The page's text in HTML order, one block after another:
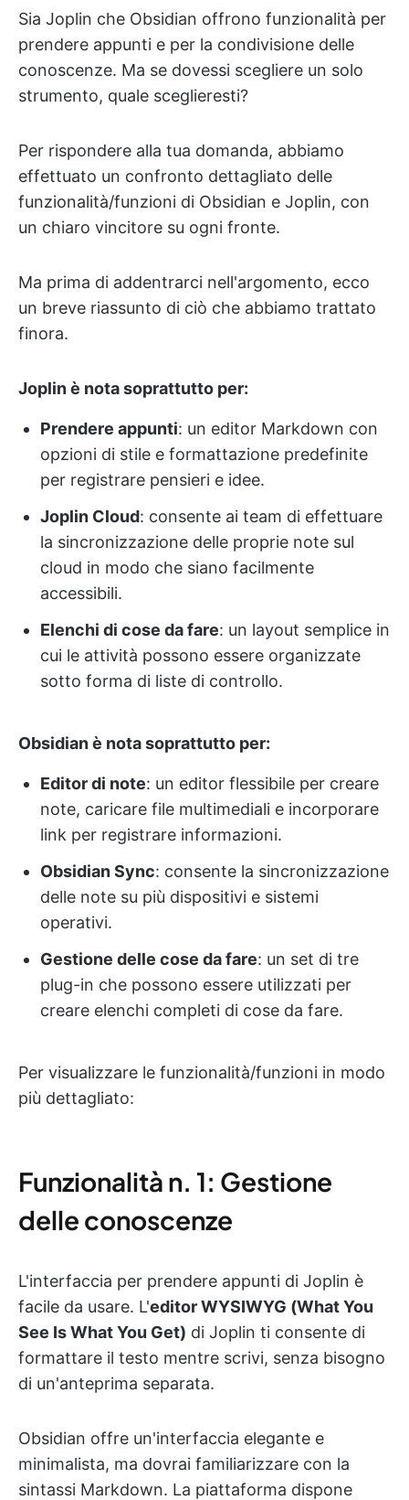
Sia Joplin che Obsidian offrono funzionalità per
prendere appunti e per la condivisione delle
conoscenze. Ma se dovessi scegliere un solo
strumento, quale sceglieresti?
Per rispondere alla tua domanda, abbiamo
effettuato un confronto dettagliato delle
funzionalità/funzioni di Obsidian e Joplin, con
un chiaro vincitore su ogni fronte.
Ma prima di addentrarci nell'argomento, ecco
un breve riassunto di ciò che abbiamo trattato
finora.
Joplin è nota soprattutto per:
Prendere appunti: un editor Markdown con
opzioni di stile e formattazione predefinite
per registrare pensieri e idee.
Joplin Cloud: consente ai team di effettuare
la sincronizzazione delle proprie note sul
cloud in modo che siano facilmente
accessibili.
Elenchi di cose da fare: un layout semplice in
cui le attività possono essere organizzate
sotto forma di liste di controllo.
Obsidian è nota soprattutto per:
Editor di note: un editor flessibile per creare
note, caricare file multimediali e incorporare
link per registrare informazioni.
Obsidian Sync: consente la sincronizzazione
delle note su più dispositivi e sistemi
operativi.
Gestione delle cose da fare: un set di tre
plug-in che possono essere utilizzati per
creare elenchi completi di cose da fare.
Per visualizzare le funzionalità/funzioni in modo
più dettagliato:
Funzionalità n. 1: Gestione
delle conoscenze
L'interfaccia per prendere appunti di Joplin è
facile da usare. L'editor WYSIWYG (What You
See Is What You Get) di Joplin ti consente di
formattare il testo mentre scrivi, senza bisogno
di un'anteprima separata.
Obsidian offre un'interfaccia elegante e
minimalista, ma dovrai familiarizzare con la
sintassi Markdown. La piattaforma dispone